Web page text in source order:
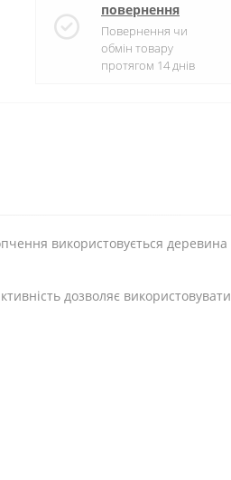
повернення
Повернення чи
обмін товару
протягом 14 днів
використовується деревина
дозволяє використовувати